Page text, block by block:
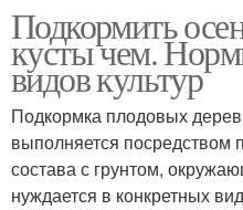
Подкормить
кусты чем.
видов культур
Подкормка плодовых
выполняется посредством
состава с грунтом,
нуждается в конкретных